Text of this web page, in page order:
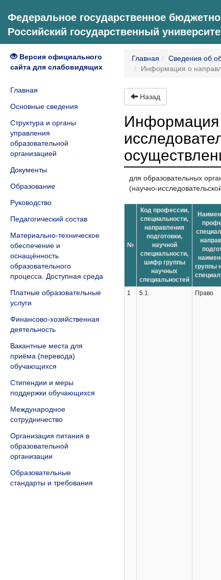
Федеральное государственное
Российский государственный
Версия официального
сайта для слабовидящих
Главная
Основные сведения
Структура и органы
управления
образовательной
организацией
Документы
Образование
Руководство
Педагогический состав
Материально-техническое
обеспечение и
оснащённость
образовательного
процесса. Доступная среда
Платные образовательные
услуги
Финансово-хозяйственная
деятельность
Вакантные места для
приёма (перевода)
обучающихся
Стипендии и меры
поддержки обучающихся
Международное
сотрудничество
Организация питания в
образовательной
организации
Образовательные
стандарты и требования
Главная Сведения об
Информация о
Назад
Информация
для образовательных
(научно-
№
Код профессии,
специальности,
направления
подготовки,
научной
специальности,
шифр группы
научных
специальностей
группы
1 5.1. Право